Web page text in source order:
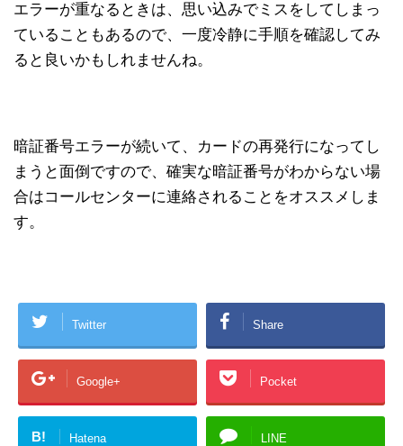
エラーが重なるときは、思い込みでミスをしてしまっ
ていることもあるので、一度冷静に手順を確認してみ
ると良いかもしれませんね。
暗証番号エラーが続いて、カードの再発行になってし
まうと面倒ですので、確実な暗証番号がわからない場
合はコールセンターに連絡されることをオススメしま
す。
Twitter Share
Google+ Pocket
B! Hatena LINE